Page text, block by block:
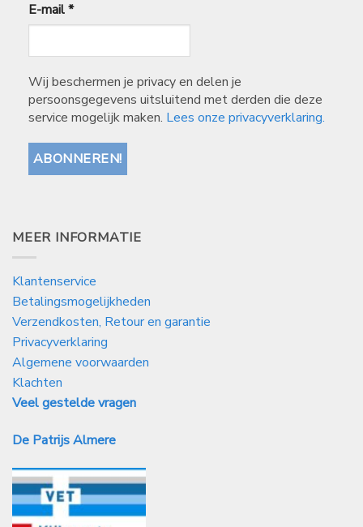
E-mail*
Wij beschermen je privacy en delen je
persoonsgegevens uitsluitend met derden die deze
service mogelijk maken. Lees onze privacyverklaring.
MEER INFORMATIE
Klantenservice
Betalingsmogelijkheden
Verzendkosten, Retour en garantie
Privacyverklaring
Algemene voorwaarden
Klachten
Veel gestelde vragen
De Patrijs Almere